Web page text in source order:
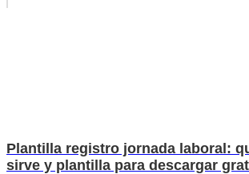
Plantilla registro jornada laboral:
sirve y plantilla para descargar